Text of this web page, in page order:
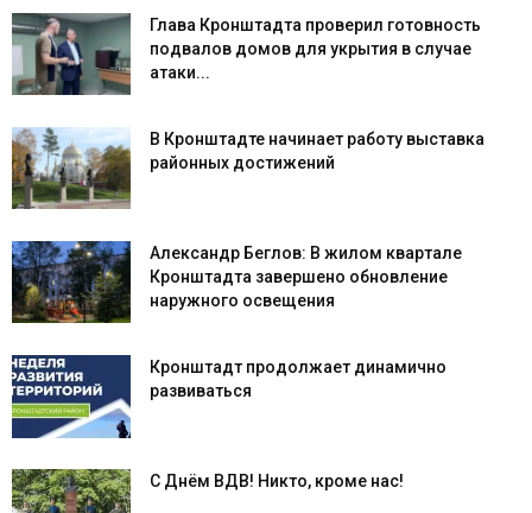
Глава Кронштадта проверил готовность
подвалов домов для укрытия в случае
атаки...
В Кронштадте начинает работу выставка
районных достижений
Александр Беглов: В жилом квартале
Кронштадта завершено обновление
наружного освещения
Кронштадт продолжает динамично
развиваться
С Днём ВДВ! Никто, кроме нас!